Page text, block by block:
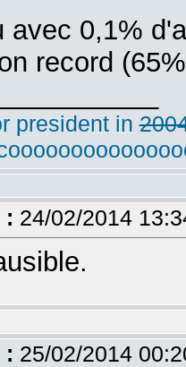
avec 0,1%
record
president in
: 24/02/2014
: 25/02/2014